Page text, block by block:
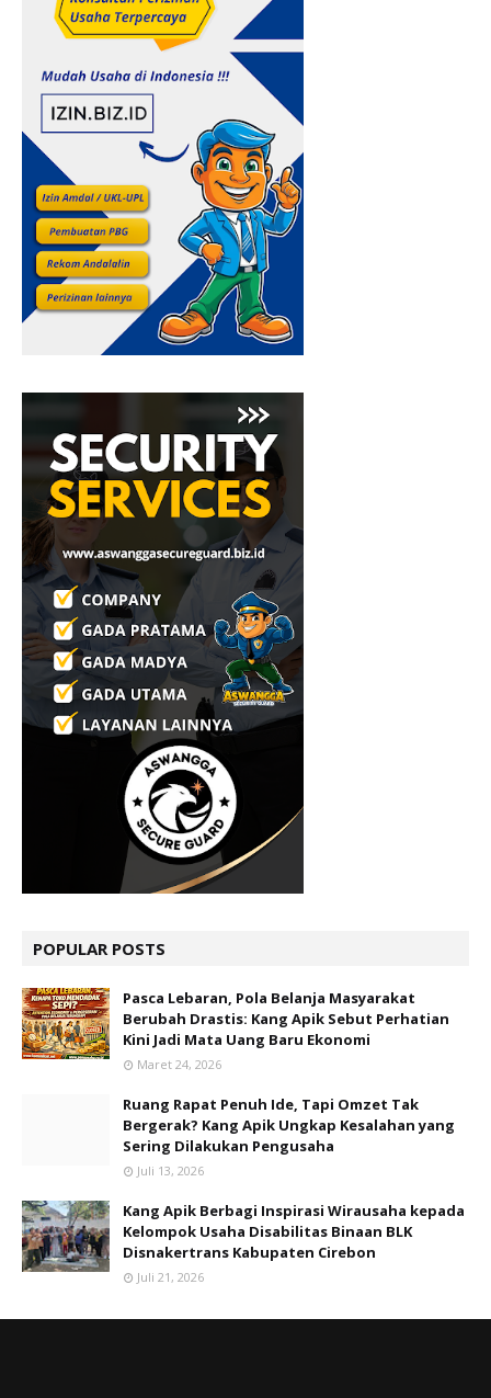
POPULAR POSTS
Pasca Lebaran, Pola Belanja Masyarakat
Berubah Drastis: Kang Apik Sebut Perhatian
Kini Jadi Mata Uang Baru Ekonomi
Maret 24, 2026
Ruang Rapat Penuh Ide, Tapi Omzet Tak
Bergerak? Kang Apik Ungkap Kesalahan yang
Sering Dilakukan Pengusaha
Juli 13, 2026
Kang Apik Berbagi Inspirasi Wirausaha kepada
Kelompok Usaha Disabilitas Binaan BLK
Disnakertrans Kabupaten Cirebon
Juli 21, 2026